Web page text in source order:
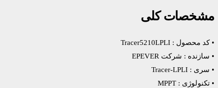
مشخصات کلی
• کد محصول : Tracer5210LPLI
• سازنده : شرکت EPEVER
• سری : Tracer-LPLI
• تکنولوژی : MPPT